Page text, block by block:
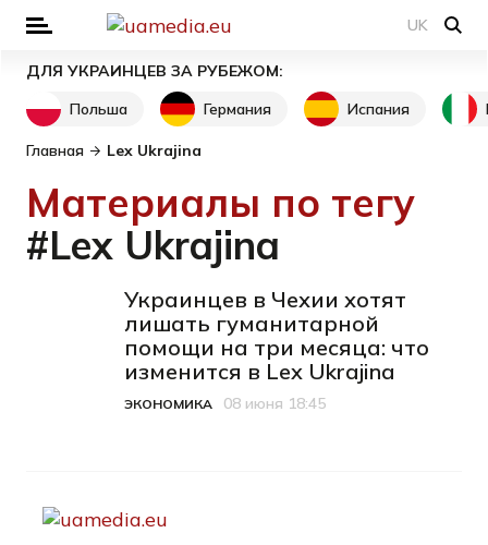
UK
ДЛЯ УКРАИНЦЕВ ЗА РУБЕЖОМ:
Польша
Германия Испания
Главная Lex Ukrajina
Материалы по тегу
#Lex Ukrajina
Украинцев в Чехии хотят
лишать гуманитарной
помощи на три месяца: что
изменится в Lex Ukrajina
Категория
ЭКОНОМИКА
Дата публикации
08 июня 18:45